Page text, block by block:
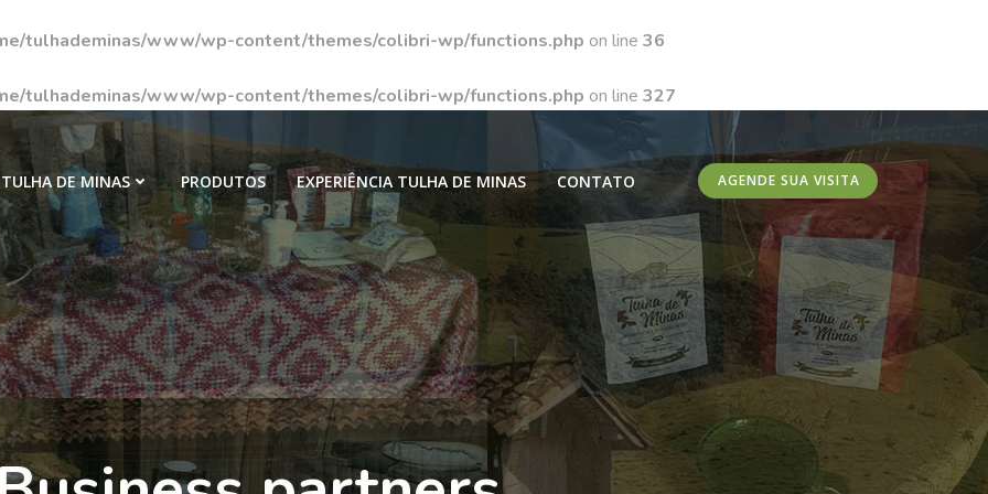
tulhademinas/www/wp-content/themes/colibri-wp/functions.php on line 36
tulhademinas/www/wp-content/themes/colibri-wp/functions.php on line 327
TULHA DE MINAS PRODUTOS EXPERIÊNCIA TULHA DE MINAS CONTATO AGENDE SUA VISITA